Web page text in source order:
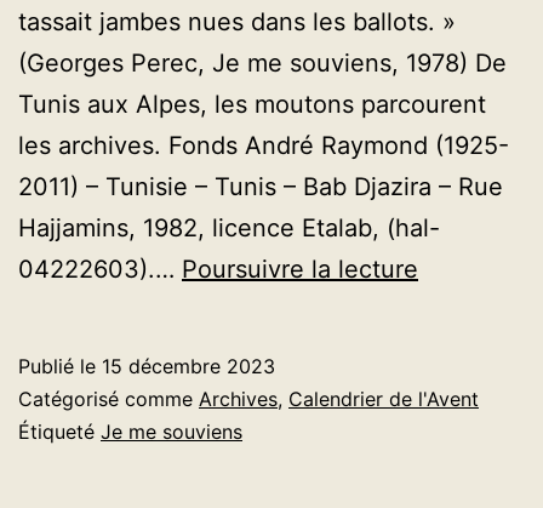
tassait jambes nues dans les ballots. »
(Georges Perec, Je me souviens, 1978) De
Tunis aux Alpes, les moutons parcourent
les archives. Fonds André Raymond (1925-
2011) – Tunisie – Tunis – Bab Djazira – Rue
Hajjamins, 1982, licence Etalab, (hal-
04222603).… Poursuivre la lecture
Jour
Publié le 15 décembre 2023
Catégorisé comme Archives, Calendrier de l'Avent
Étiqueté Je me souviens